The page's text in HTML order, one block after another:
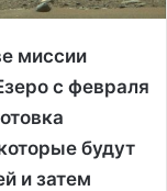
миссии
с февраля
будут
и затем